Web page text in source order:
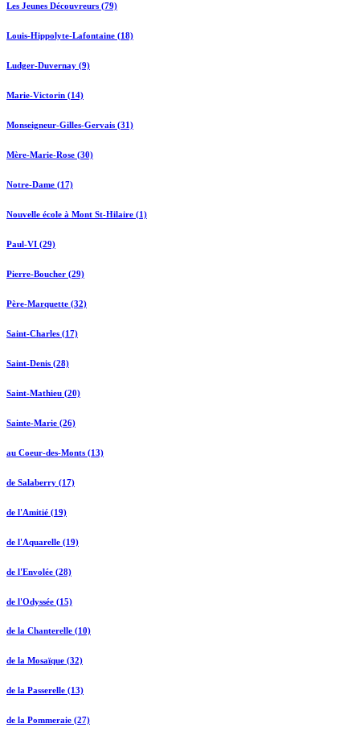
Les Jeunes Découvreurs (79)
Louis-Hippolyte-Lafontaine (18)
Ludger-Duvernay (9)
Marie-Victorin (14)
Monseigneur-Gilles-Gervais (31)
Mère-Marie-Rose (30)
Notre-Dame (17)
Nouvelle école à Mont St-Hilaire (1)
Paul-VI (29)
Pierre-Boucher (29)
Père-Marquette (32)
Saint-Charles (17)
Saint-Denis (28)
Saint-Mathieu (20)
Sainte-Marie (26)
au Coeur-des-Monts (13)
de Salaberry (17)
de l'Amitié (19)
de l'Aquarelle (19)
de l'Envolée (28)
de l'Odyssée (15)
de la Chanterelle (10)
de la Mosaïque (32)
de la Passerelle (13)
de la Pommeraie (27)